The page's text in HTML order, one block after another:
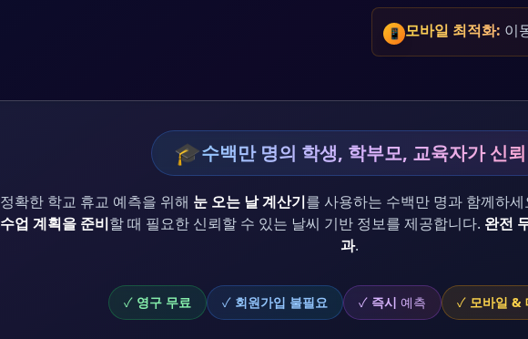
📱 모바일 최적화: 이
🎓수백만 명의 학생, 학부모, 교육자가 신뢰
정확한 학교 휴교 예측을 위해 눈 오는 날 계산기를 사용하는 수백만 명과 함께하세
수업 계획을 준비할 때 필요한 신뢰할 수 있는 날씨 기반 정보를 제공합니다. 완전
과.
✓ 영구 무료 ✓ 회원가입 불필요 ✓ 즉시 예측 ✓ 모바일 &